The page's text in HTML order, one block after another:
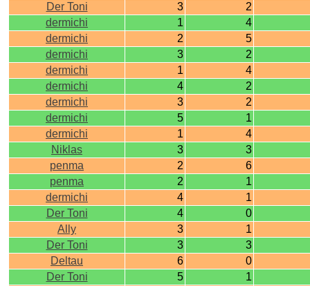
Der Toni
3
2
dermichi
1
4
dermichi
2
5
dermichi
3
2
dermichi
1
4
dermichi
4
2
dermichi
3
2
dermichi
5
1
dermichi
1
4
Niklas
3
3
penma
2
6
penma
2
1
dermichi
4
1
Der Toni
4
0
Ally
3
1
Der Toni
3
3
Deltau
6
0
Der Toni
5
1